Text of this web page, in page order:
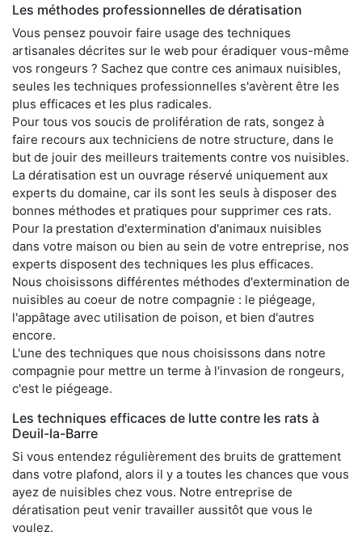
Les méthodes professionnelles de dératisation
Vous pensez pouvoir faire usage des techniques
artisanales décrites sur le web pour éradiquer vous-même
vos rongeurs ? Sachez que contre ces animaux nuisibles,
seules les techniques professionnelles s'avèrent être les
plus efficaces et les plus radicales.
Pour tous vos soucis de prolifération de rats, songez à
faire recours aux techniciens de notre structure, dans le
but de jouir des meilleurs traitements contre vos nuisibles.
La dératisation est un ouvrage réservé uniquement aux
experts du domaine, car ils sont les seuls à disposer des
bonnes méthodes et pratiques pour supprimer ces rats.
Pour la prestation d'extermination d'animaux nuisibles
dans votre maison ou bien au sein de votre entreprise, nos
experts disposent des techniques les plus efficaces.
Nous choisissons différentes méthodes d'extermination de
nuisibles au coeur de notre compagnie : le piégeage,
l'appâtage avec utilisation de poison, et bien d'autres
encore.
L'une des techniques que nous choisissons dans notre
compagnie pour mettre un terme à l'invasion de rongeurs,
c'est le piégeage.
Les techniques efficaces de lutte contre les rats à
Deuil-la-Barre
Si vous entendez régulièrement des bruits de grattement
dans votre plafond, alors il y a toutes les chances que vous
ayez de nuisibles chez vous. Notre entreprise de
dératisation peut venir travailler aussitôt que vous le
voulez.